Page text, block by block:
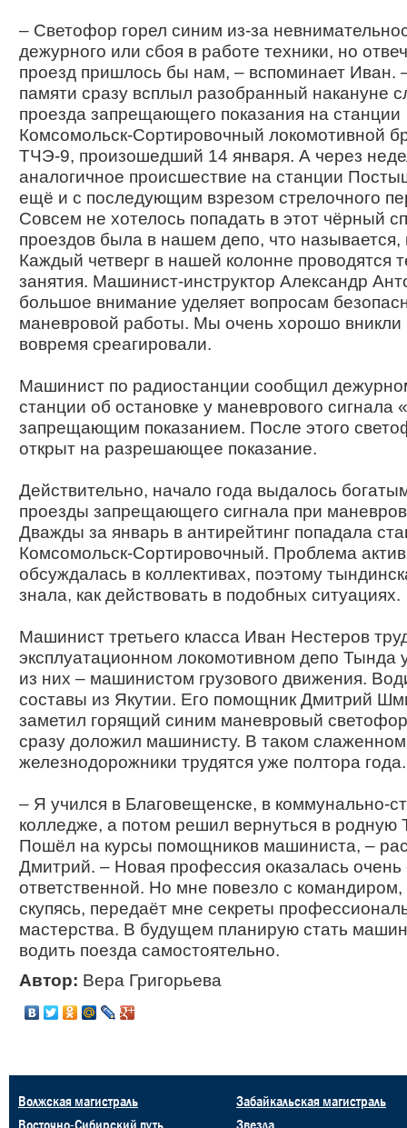
– Светофор горел синим из-за
дежурного или сбоя в работе техники, но
проезд пришлось бы нам, – вспоминает Иван.
памяти сразу всплыл разобранный накануне
проезда запрещающего показания на станции
Комсомольск-Сортировочный локомотивной
ТЧЭ-9, произошедший 14 января. А через
аналогичное происшествие на станции
ещё и с последующим взрезом стрелочного
Совсем не хотелось попадать в этот чёрный
проездов была в нашем депо, что называется,
Каждый четверг в нашей колонне проводятся
занятия. Машинист-инструктор Александр
большое внимание уделяет вопросам
маневровой работы. Мы очень хорошо вникли
вовремя среагировали.
Машинист по радиостанции сообщил
станции об остановке у маневрового сигнала
запрещающим показанием. После этого
открыт на разрешающее показание.
Действительно, начало года выдалось
проезды запрещающего сигнала при
Дважды за январь в антирейтинг попадала
Комсомольск-Сортировочный. Проблема
обсуждалась в коллективах, поэтому
знала, как действовать в подобных ситуациях.
Машинист третьего класса Иван Нестеров
эксплуатационном локомотивном депо Тында
из них – машинистом грузового движения.
составы из Якутии. Его помощник Дмитрий
заметил горящий синим маневровый
сразу доложил машинисту. В таком
железнодорожники трудятся уже полтора года.
– Я учился в Благовещенске, в коммунально-
колледже, а потом решил вернуться в родную
Пошёл на курсы помощников машиниста, –
Дмитрий. – Новая профессия оказалась
ответственной. Но мне повезло с
скупясь, передаёт мне секреты
мастерства. В будущем планирую стать
водить поезда самостоятельно.
Автор: Вера Григорьева
Волжская магистраль
Восточно-Сибирский путь
Забайкальская магистраль
Звезда